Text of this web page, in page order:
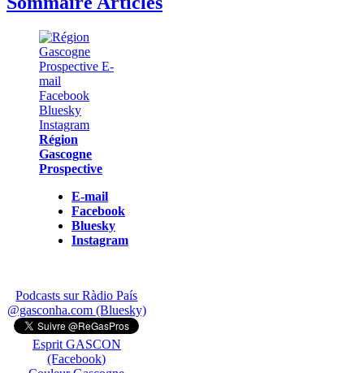
Région
Gascogne
Prospective
E-mail
Facebook
Bluesky
Instagram
Podcasts sur Ràdio País
@gasconha.com (Bluesky)
Esprit GASCON
(Facebook)